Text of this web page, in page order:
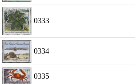
0333
0334
0335